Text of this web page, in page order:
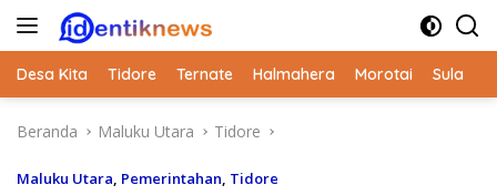
Langsung
Desa Kita Tidore Ternate Halmahera Morotai Sula
Beranda Maluku Utara Tidore
Maluku Utara, Pemerintahan, Tidore